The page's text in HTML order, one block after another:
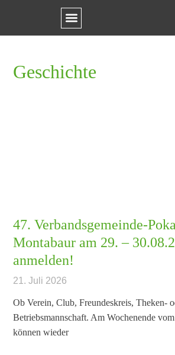
Geschichte
47. Verbandsgemeinde-
Montabaur am 29. –
anmelden!
21. Juli 2026
Ob Verein, Club, Freundeskreis, Theken-
Betriebsmannschaft. Am Wochenende
können wieder